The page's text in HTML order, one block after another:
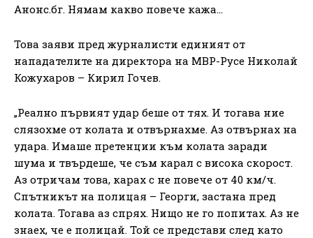
Анонс.бг. Нямам какво повече кажа…
Това заяви пред журналисти единият от
нападателите на директора на МВР-Русе Николай
Кожухаров – Кирил Гочев.
„Реално първият удар беше от тях. И тогава ние
слязохме от колата и отвърнахме. Аз отвърнах на
удара. Имаше претенции към колата заради
шума и твърдеше, че съм карал с висока скорост.
Аз отричам това, карах с не повече от 40 км/ч.
Спътникът на полицая – Георги, застана пред
колата. Тогава аз спрях. Нищо не го попитах. Аз не
знаех, че е полицай. Той се представи след като